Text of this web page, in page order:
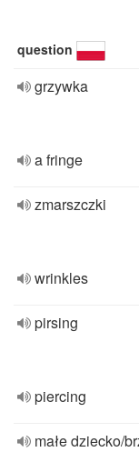
question
grzywka
a fringe
zmarszczki
wrinkles
pirsing
piercing
małe dziecko/